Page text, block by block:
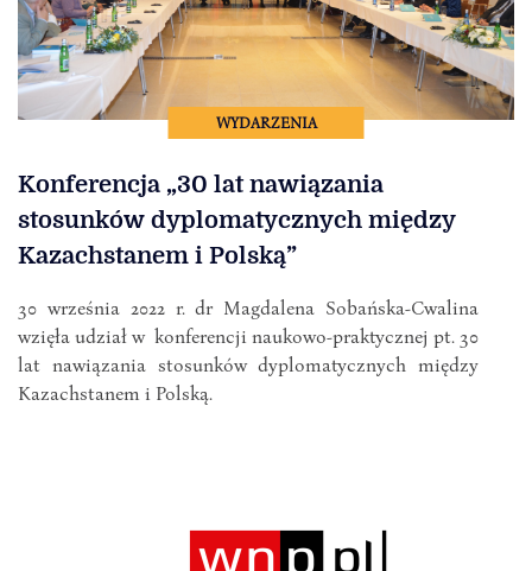
WYDARZENIA
Konferencja „30 lat nawiązania
stosunków dyplomatycznych między
Kazachstanem i Polską”
30 września 2022 r. dr Magdalena Sobańska-Cwalina
wzięła udział w konferencji naukowo-praktycznej pt. 30
lat nawiązania stosunków dyplomatycznych między
Kazachstanem i Polską.